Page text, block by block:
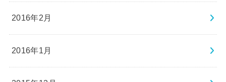
2016年2月
2016年1月